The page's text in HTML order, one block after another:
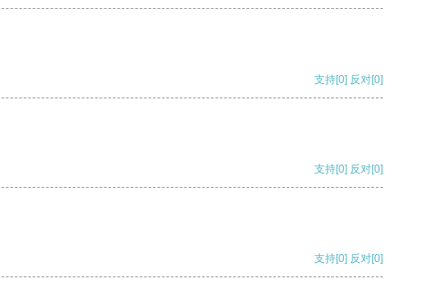
支持[0] 反对[0]
支持[0] 反对[0]
支持[0] 反对[0]